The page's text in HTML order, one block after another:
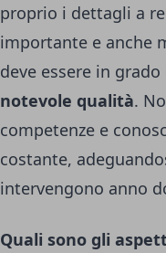
proprio i dettagli a
importante e anche
deve essere in
notevole qualità.
competenze e
costante,
intervengono anno
Quali sono gli